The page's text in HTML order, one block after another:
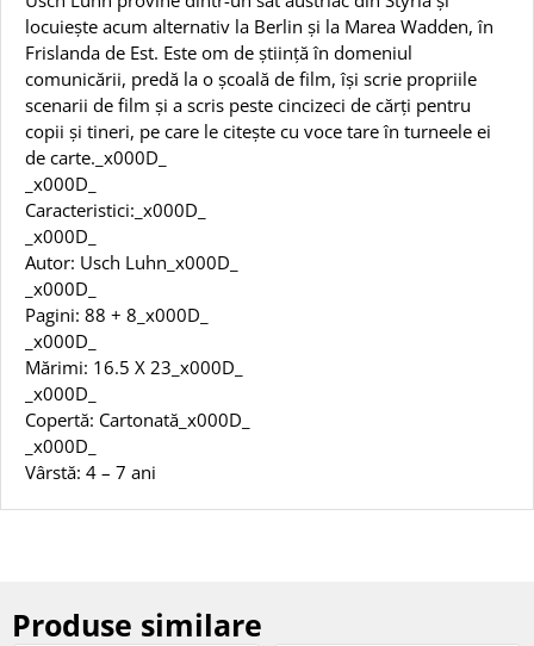
locuiește acum alternativ la Berlin și la Marea Wadden, în
Frislanda de Est. Este om de știință în domeniul
comunicării, predă la o școală de film, își scrie propriile
scenarii de film și a scris peste cincizeci de cărți pentru
copii și tineri, pe care le citește cu voce tare în turneele ei
de carte._x000D_
_x000D_
Caracteristici:_x000D_
_x000D_
Autor: Usch Luhn_x000D_
_x000D_
Pagini: 88 + 8_x000D_
_x000D_
Mărimi: 16.5 X 23_x000D_
_x000D_
Copertă: Cartonată_x000D_
_x000D_
Vârstă: 4 – 7 ani
Produse similare